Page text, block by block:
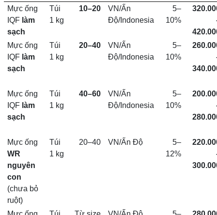
Mực ống
IQF làm
sạch
Túi
1 kg
10–20
VN/Ấn
Độ/Indonesia
5–
10%
Mực ống
IQF làm
sạch
Túi
1 kg
20–40
VN/Ấn
Độ/Indonesia
5–
10%
Mực ống
IQF làm
sạch
Túi
1 kg
40–60
VN/Ấn
Độ/Indonesia
5–
10%
Mực ống
WR
nguyên
con
(chưa bỏ
ruột)
Túi
1 kg
20–40 VN/Ấn Độ
5–
12%